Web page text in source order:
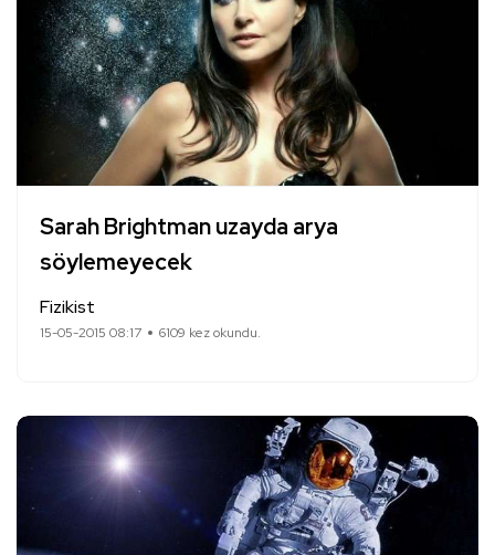
Sarah Brightman uzayda arya
söylemeyecek
Fizikist
15-05-2015 08:17 6109 kez okundu.